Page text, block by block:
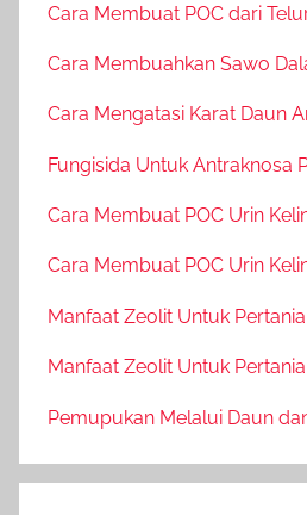
Cara Membuat POC dari
Cara Membuahkan Sawo
Cara Mengatasi Karat Daun
Fungisida Untuk Antraknosa
Cara Membuat POC Urin
Cara Membuat POC Urin
Manfaat Zeolit Untuk
Manfaat Zeolit Untuk
Pemupukan Melalui Daun